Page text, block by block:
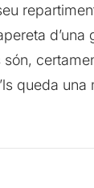
queda